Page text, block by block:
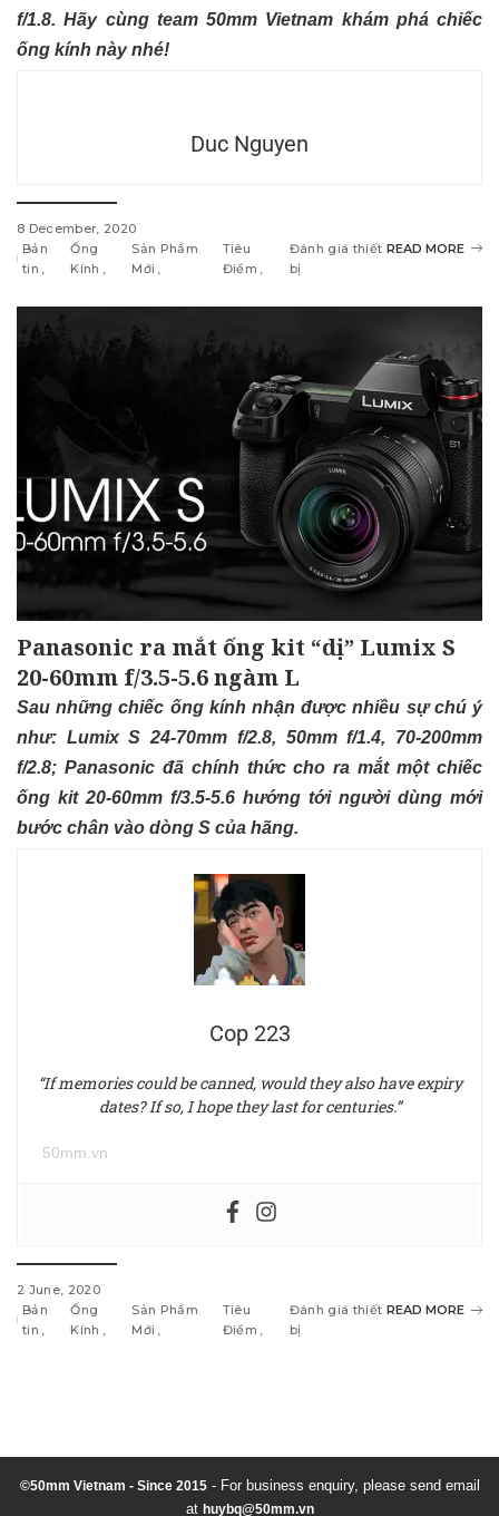
f/1.8. Hãy cùng team 50mm Vietnam khám phá chiếc
ống kính này nhé!
Duc Nguyen
8 December, 2020
Bản
tin
Ống
Kính
Sản Phẩm
Mới
Tiêu
Điểm
Đánh giá thiết
bị
READ MORE
Panasonic ra mắt ống kit “dị” Lumix S
20-60mm f/3.5-5.6 ngàm L
Sau những chiếc ống kính nhận được nhiều sự chú ý
như: Lumix S 24-70mm f/2.8, 50mm f/1.4, 70-200mm
f/2.8; Panasonic đã chính thức cho ra mắt một chiếc
ống kit 20-60mm f/3.5-5.6 hướng tới người dùng mới
bước chân vào dòng S của hãng.
Cop 223
“If memories could be canned, would they also have expiry
dates? If so, I hope they last for centuries.”
50mm.vn
2 June, 2020
Bản
tin
Ống
Kính
Sản Phẩm
Mới
Tiêu
Điểm
Đánh giá thiết
bị
READ MORE
n
d
©50mm Vietnam - Since 2015- For business enquiry, please send email
at huybq@50mm.vn